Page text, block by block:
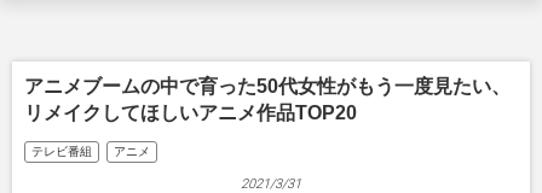
アニメブームの中で育った50代女性がもう一度見たい、
リメイクしてほしいアニメ作品TOP20
テレビ番組 アニメ
2021/3/31